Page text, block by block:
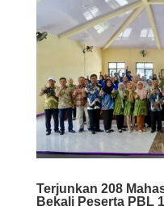
Terjunkan 208
Bekali Peserta PBL